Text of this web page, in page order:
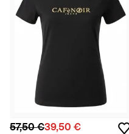
57,50 €39,50 €